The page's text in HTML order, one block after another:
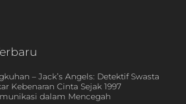
– Jack’s Angels: Detektif Swasta
Kebenaran Cinta Sejak 1997
dalam Mencegah